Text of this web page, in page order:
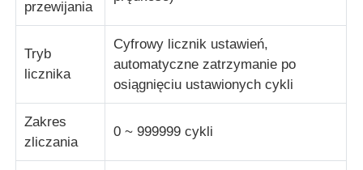
sprzęt do badania gumy
Sprzęt do testowania obuwia
Sprzęt do badania materiałów budowlanych
przewijania
Tryb
licznika
Cyfrowy licznik ustawień,
automatyczne zatrzymanie po
osiągnięciu ustawionych cykli
Zakres
zliczania
0 ~ 999999 cykli